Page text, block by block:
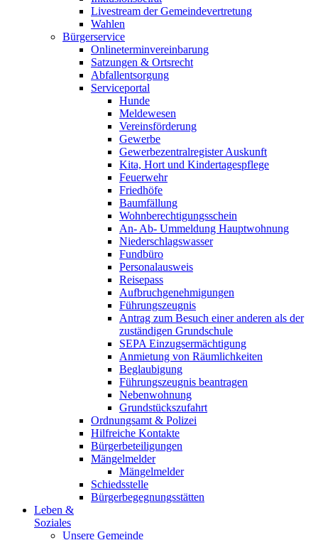
Livestream der Gemeindevertretung
Wahlen
Bürgerservice
Onlineterminvereinbarung
Satzungen & Ortsrecht
Abfallentsorgung
Serviceportal
Hunde
Meldewesen
Vereinsförderung
Gewerbe
Gewerbezentralregister Auskunft
Kita, Hort und Kindertagespflege
Feuerwehr
Friedhöfe
Baumfällung
Wohnberechtigungsschein
An- Ab- Ummeldung Hauptwohnung
Niederschlagswasser
Fundbüro
Personalausweis
Reisepass
Aufbruchgenehmigungen
Führungszeugnis
Antrag zum Besuch einer anderen als der
zuständigen Grundschule
SEPA Einzugsermächtigung
Anmietung von Räumlichkeiten
Beglaubigung
Führungszeugnis beantragen
Nebenwohnung
Grundstückszufahrt
Ordnungsamt & Polizei
Hilfreiche Kontakte
Bürgerbeteiligungen
Mängelmelder
Mängelmelder
Schiedsstelle
Bürgerbegegnungsstätten
Leben &
Soziales
Unsere Gemeinde